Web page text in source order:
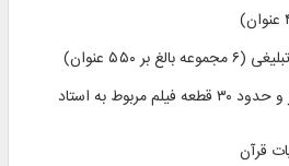
۵۵۰ عنوان)
ارائه بیش از ۷۰ تصویر و حدود ۳۰ قطعه فیلم مربوط به استاد
قرآن